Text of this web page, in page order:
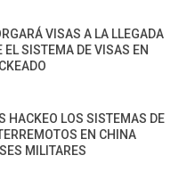
VISAS A LA LLEGADA
EL SISTEMA DE VISAS EN
HACKEO LOS SISTEMAS DE
EN CHINA
MILITARES